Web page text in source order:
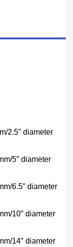
2.5″ diameter
5″ diameter
6.5″ diameter
10″ diameter
14″ diameter